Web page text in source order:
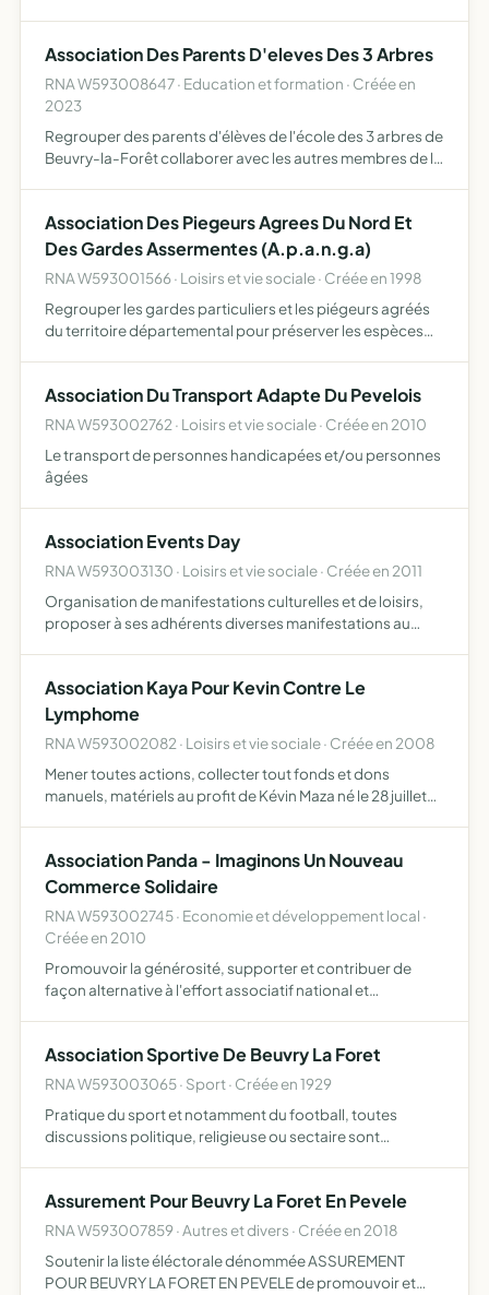
Association Des Parents D'eleves Des 3 Arbres
RNA W593008647 · Education et formation · Créée en
2023
Regrouper des parents d'élèves de l'école des 3 arbres de
Beuvry-la-Forêt collaborer avec les autres membres de la
Association Des Piegeurs Agrees Du Nord Et
Des Gardes Assermentes (A.p.a.n.g.a)
RNA W593001566 · Loisirs et vie sociale · Créée en 1998
Regrouper les gardes particuliers et les piégeurs agréés
du territoire départemental pour préserver les espèces
Association Du Transport Adapte Du Pevelois
RNA W593002762 · Loisirs et vie sociale · Créée en 2010
Le transport de personnes handicapées et/ou personnes
âgées
Association Events Day
RNA W593003130 · Loisirs et vie sociale · Créée en 2011
Organisation de manifestations culturelles et de loisirs,
proposer à ses adhérents diverses manifestations au
des…
Association Kaya Pour Kevin Contre Le
Lymphome
RNA W593002082 · Loisirs et vie sociale · Créée en 2008
Mener toutes actions, collecter tout fonds et dons
manuels, matériels au profit de Kévin Maza né le 28 juillet
Association Panda - Imaginons Un Nouveau
Commerce Solidaire
RNA W593002745 · Economie et développement local ·
Créée en 2010
Promouvoir la générosité, supporter et contribuer de
façon alternative à l'effort associatif national et
s…
Association Sportive De Beuvry La Foret
RNA W593003065 · Sport · Créée en 1929
Pratique du sport et notamment du football, toutes
discussions politique, religieuse ou sectaire sont
Assurement Pour Beuvry La Foret En Pevele
RNA W593007859 · Autres et divers · Créée en 2018
Soutenir la liste éléctorale dénommée ASSUREMENT
POUR BEUVRY LA FORET EN PEVELE de promouvoir et